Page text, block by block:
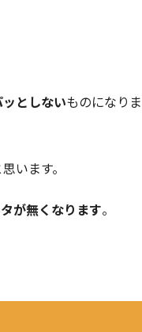
ッとしないものになりま
思います。
が無くなります。